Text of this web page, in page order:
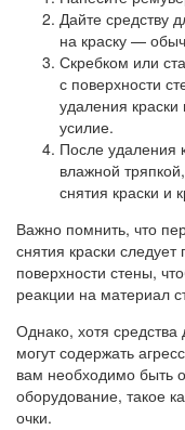
Дайте средству
на краску —
Скребком или
с поверхности
удаления
усилие.
После удаления
влажной
снятия краски и
Важно помнить, что
снятия краски
поверхности стены,
реакции на материал
Однако, хотя
могут содержать
вам необходимо быть
оборудование, такое
очки.